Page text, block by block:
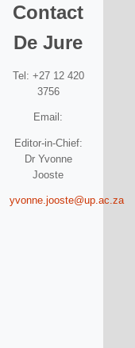
Contact
De Jure
Tel: +27 12 420
3756
Email:
Editor-in-Chief:
Dr Yvonne
Jooste
yvonne.jooste@up.ac.za